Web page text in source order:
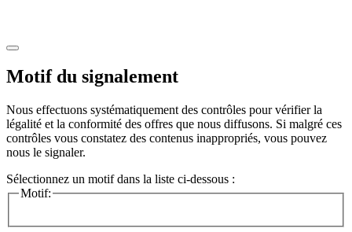
Motif du signalement
Nous effectuons systématiquement des contrôles pour vérifier la
légalité et la conformité des offres que nous diffusons. Si malgré ces
contrôles vous constatez des contenus inappropriés, vous pouvez
nous le signaler.
Sélectionnez un motif dans la liste ci-dessous :
Motif: